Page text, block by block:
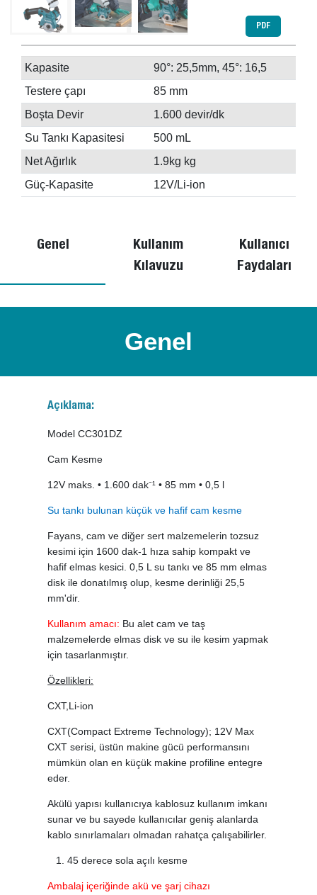
PDF
Kapasite
90°: 25,5mm, 45°: 16,5
Testere çapı
85 mm
Boşta Devir
1.600 devir/dk
Su Tankı Kapasitesi
500 mL
Net Ağırlık
1.9kg kg
Güç-Kapasite
12V/Li-ion
Genel
Kullanım
Kılavuzu
Kullanıcı
Faydaları
Genel
Açıklama:
Model CC301DZ
Cam Kesme
12V maks. • 1.600 dak⁻¹ • 85 mm • 0,5 l
Su tankı bulunan küçük ve hafif cam kesme
Fayans, cam ve diğer sert malzemelerin tozsuz
kesimi için 1600 dak-1 hıza sahip kompakt ve
hafif elmas kesici. 0,5 L su tankı ve 85 mm elmas
disk ile donatılmış olup, kesme derinliği 25,5
mm'dir.
Kullanım amacı: Bu alet cam ve taş
malzemelerde elmas disk ve su ile kesim yapmak
için tasarlanmıştır.
Özellikleri:
CXT,Li-ion
CXT(Compact Extreme Technology); 12V Max
CXT serisi, üstün makine gücü performansını
mümkün olan en küçük makine profiline entegre
eder.
Akülü yapısı kullanıcıya kablosuz kullanım imkanı
sunar ve bu sayede kullanıcılar geniş alanlarda
kablo sınırlamaları olmadan rahatça çalışabilirler.
45 derece sola açılı kesme
Ambalaj içeriğinde akü ve şarj cihazı